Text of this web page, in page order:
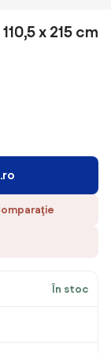
x 215 cm
În stoc